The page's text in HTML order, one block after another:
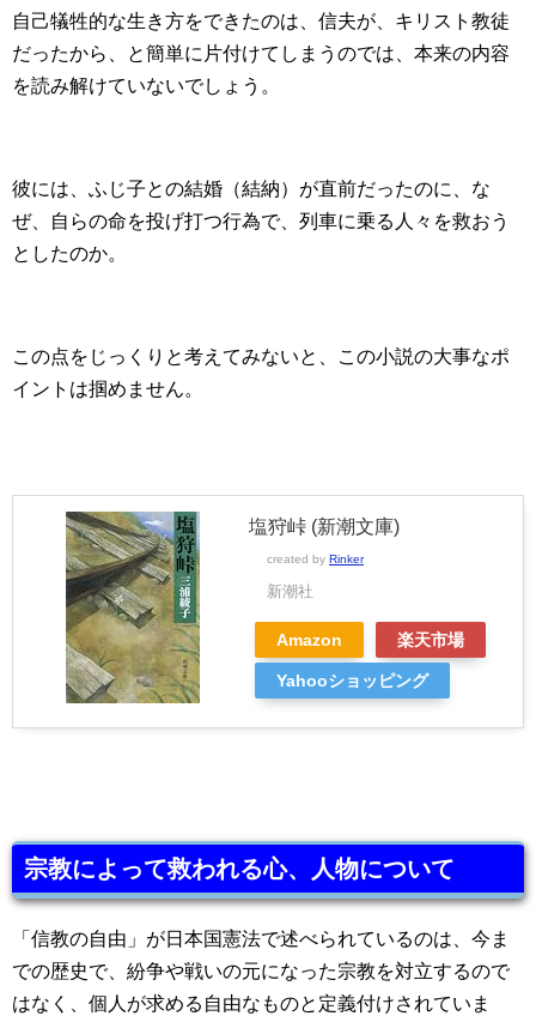
自己犠牲的な生き方をできたのは、信夫が、キリスト教徒
だったから、と簡単に片付けてしまうのでは、本来の内容
を読み解けていないでしょう。
彼には、ふじ子との結婚（結納）が直前だったのに、な
ぜ、自らの命を投げ打つ行為で、列車に乗る人々を救おう
としたのか。
この点をじっくりと考えてみないと、この小説の大事なポ
イントは掴めません。
塩狩峠 (新潮文庫)
created by Rinker
新潮社
Amazon 楽天市場
Yahooショッピング
宗教によって救われる心、人物について
「信教の自由」が日本国憲法で述べられているのは、今ま
での歴史で、紛争や戦いの元になった宗教を対立するので
はなく、個人が求める自由なものと定義付けされていま